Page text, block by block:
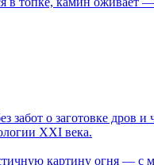
о заготовке дров
XXI века.
картину огня —